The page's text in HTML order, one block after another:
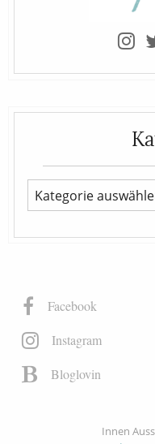
Facebook
Instagram
Bloglovin
Innen